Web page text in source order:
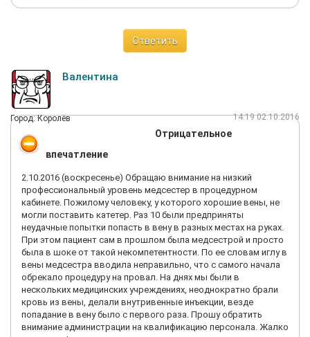
Ответить
Валентина
Город: Королёв 14:19 02.10.2016
Отрицательное
впечатление
2.10.2016 (воскресенье) Обращаю внимание на низкий
профессиональный уровень медсестер в процедурном
кабинете. Пожилому человеку, у которого хорошие вены, не
могли поставить катетер. Раз 10 были предприняты
неудачные попытки попасть в вену в разных местах на руках.
При этом пациент сам в прошлом была медсестрой и просто
была в шоке от такой некомпетентности. По ее словам иглу в
вены медсестра вводила неправильно, что с самого начала
обрекало процедуру на провал. На днях мы были в
нескольких медицинских учреждениях, неоднократно брали
кровь из вены, делали внутривенные инъекции, везде
попадание в вену было с первого раза. Прошу обратить
внимание администрации на квалификацию персонала. Жалко